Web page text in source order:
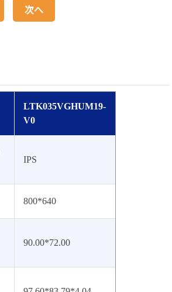
次へ
LTK035VGHUM19-
V0
IPS
800*640
90.00*72.00